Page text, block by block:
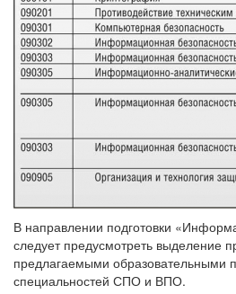
В направлении подготовки
следует предусмотреть выделение
предлагаемыми образовательными
специальностей СПО и ВПО.